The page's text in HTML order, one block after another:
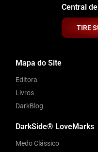
Central
TIRE
Mapa do Site
Editora
Livros
DarkBlog
DarkSide® LoveMarks
Medo Clássico